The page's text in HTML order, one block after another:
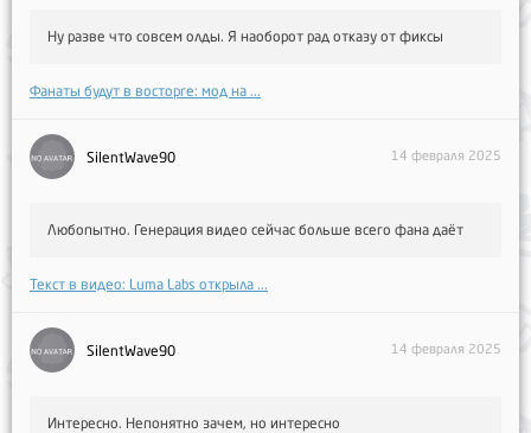
Ну разве что совсем олды. Я наоборот рад отказу от фиксы
Фанаты будут в восторге: мод на ...
SilentWave90 14 февраля 2025
Любопытно. Генерация видео сейчас больше всего фана даёт
Текст в видео: Luma Labs открыла ...
SilentWave90 14 февраля 2025
Интересно. Непонятно зачем, но интересно